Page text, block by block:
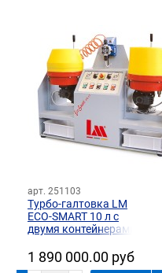
арт. 251103
Турбо-галтовка LM
ECO-SMART 10 л с
двумя контейнерами
1 890 000.00 руб